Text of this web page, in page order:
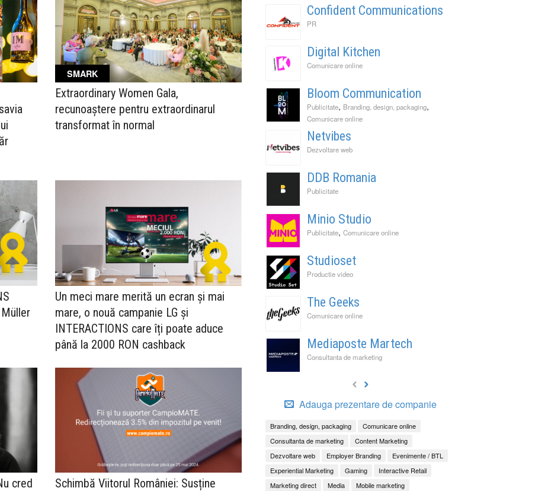
SMARK
Extraordinary Women Gala,
recunoaștere pentru extraordinarul
transformat în normal
Un meci mare merită un ecran și mai
mare, o nouă campanie LG și
INTERACTIONS care îți poate aduce
până la 2000 RON cashback
cred
Schimbă Viitorul României: Susține
Confident Communications
PR
Digital Kitchen
Comunicare online
Bloom Communication
Publicitate, Branding, design, packaging,
Comunicare online
Netvibes
Dezvoltare web
DDB Romania
Publicitate
Minio Studio
Publicitate, Comunicare online
Studioset
Productie video
The Geeks
Comunicare online
Mediaposte Martech
Consultanta de marketing
Adauga prezentare de companie
Branding, design, packaging
Comunicare online
Consultanta de marketing
Content Marketing
Dezvoltare web
Employer Branding
Evenimente / BTL
Experiential Marketing
Gaming
Interactive Retail
Marketing direct
Media
Mobile marketing